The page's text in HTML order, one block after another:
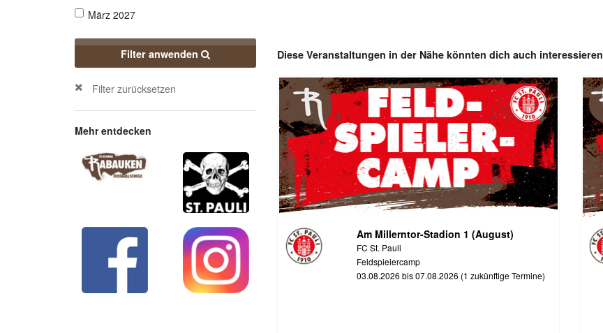
März 2027
Filter anwenden
Filter zurücksetzen
Mehr entdecken
Diese Veranstaltungen in der Nähe könnten dich auch interessieren
Am Millerntor-Stadion 1 (August)
FC St. Pauli
Feldspielercamp
03.08.2026 bis 07.08.2026 (1 zukünftige Termine)